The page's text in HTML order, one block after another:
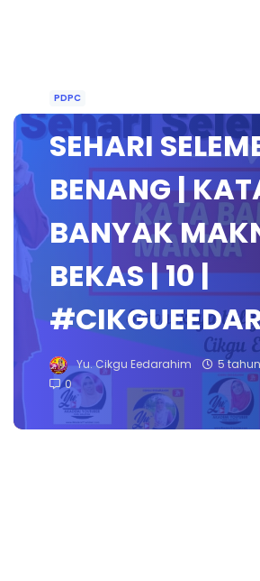
PDPC
SEHARI
BENANG |
BANYAK
BEKAS | 10 |
Yu. Cikgu Eedarahim
5
0